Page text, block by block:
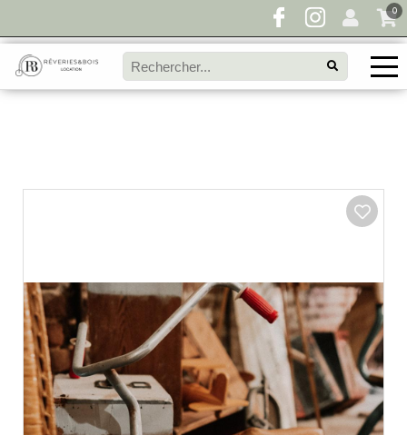
0
Pour toute demande de disponibilité, remplissez